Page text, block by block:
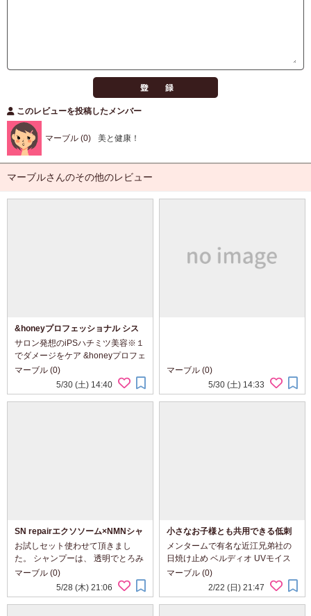
このレビューを投稿したメンバー
マーブル (0) 美と健康！
マーブルさんのその他のレビュー
&honeyプロフェッショナル シス
テム リペア シャンプー1.0 ／リペ
ア トリートメント2.0使ってみまし
た
サロン発想のiPSハチミツ美容※１
でダメージをケア &honeyプロフェ
ッショナル システム リペア シャン
プー1.0 ／リペア トリートメント
2.0 使ってみました。 ※１：ヒト
マーブル (0)
5/30 (土) 14:40
マーブル (0)
5/30 (土) 14:33
SN repairエクソソーム×NMNシャ
ンプー/トリートメント/オイル
お試しセット使わせて頂きまし
た。 シャンプーは、 透明でとろみ
のあるテクスチャーです。 泡立ち
がよく、 ホィップのようなキメの
細かい泡で 髪の泡パックもできま
マーブル (0)
5/28 (木) 21:06
小さなお子様とも共用できる低刺
激性日焼け止め『ベルディオUVモ
イスチャージェルN』
メンタームで有名な近江兄弟社の
日焼け止め ベルディオ UVモイス
チャージェルN 使ってみました。
手に取ってみると ジェルらしいみ
ずみずしい テクスチャーです。 ス
マーブル (0)
2/22 (日) 21:47